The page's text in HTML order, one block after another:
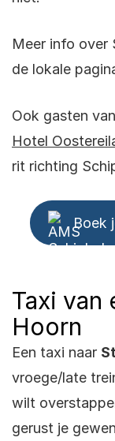
Meer info over
de lokale
Ook gasten van
Hotel
rit richting
Boek
Taxi van
Hoorn
Een taxi naar
vroege/late
wilt
gerust je